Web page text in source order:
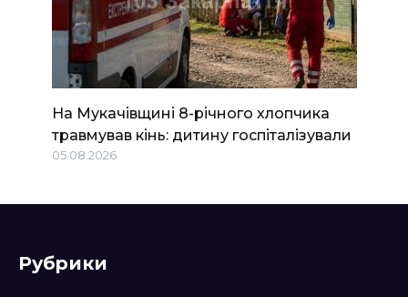
На Мукачівщині 8-річного хлопчика
травмував кінь: дитину госпіталізували
05.08.2026
Рубрики